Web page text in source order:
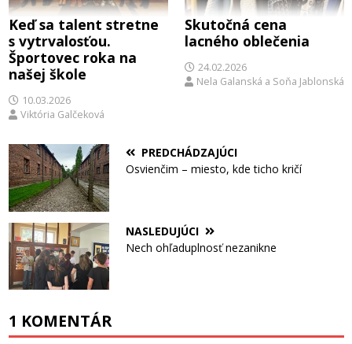
Keď sa talent stretne
s vytrvalosťou.
Športovec roka na
našej škole
10.03.2026
Viktória Galčeková
Skutočná cena
lacného oblečenia
24.02.2026
Nela Galanská a Soňa Jablonská
PREDCHÁDZAJÚCI
Osvienčim – miesto, kde ticho kričí
NASLEDUJÚCI
Nech ohľaduplnosť nezanikne
1 KOMENTÁR